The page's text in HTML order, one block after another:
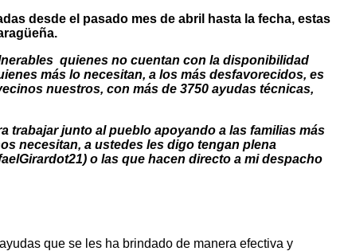
desde el pasado mes de abril hasta la fecha, estas
quienes no cuentan con la disponibilidad
más lo necesitan, a los más desfavorecidos, es
nuestros, con más de 3750 ayudas técnicas,
trabajar junto al pueblo apoyando a las familias más
necesitan, a ustedes les digo tengan plena
o las que hacen directo a mi despacho
que se les ha brindado de manera efectiva y